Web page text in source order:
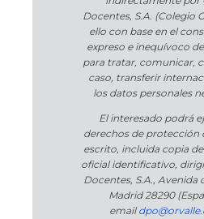
Docentes, S.A. (Colegio
ello con base en el
expreso e inequívoco
para tratar, comunicar,
caso, transferir
los datos personales
El interesado podrá
derechos de protección
escrito, incluida copia
oficial identificativo,
Docentes, S.A., Avenida
Madrid 28290
email